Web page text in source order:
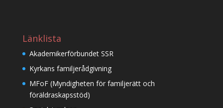
Länklista
Akademikerförbundet SSR
Kyrkans familjerådgivning
MFoF (Myndigheten för familjerätt och
föräldraskapsstöd)